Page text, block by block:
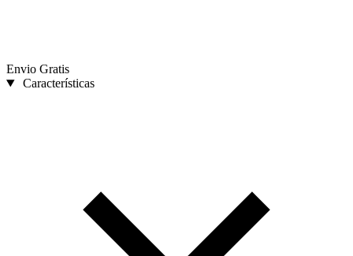
Envio Gratis
Características